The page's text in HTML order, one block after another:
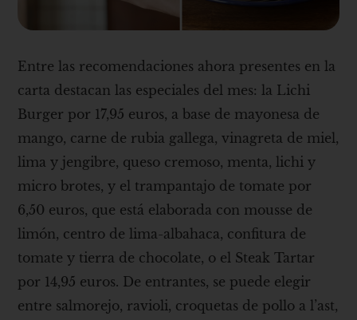
Entre las recomendaciones ahora presentes en la
carta destacan las especiales del mes: la Lichi
Burger por 17,95 euros, a base de mayonesa de
mango, carne de rubia gallega, vinagreta de miel,
lima y jengibre, queso cremoso, menta, lichi y
micro brotes, y el trampantajo de tomate por
6,50 euros, que está elaborada con mousse de
limón, centro de lima-albahaca, confitura de
tomate y tierra de chocolate, o el Steak Tartar
por 14,95 euros. De entrantes, se puede elegir
entre salmorejo, ravioli, croquetas de pollo a l’ast,